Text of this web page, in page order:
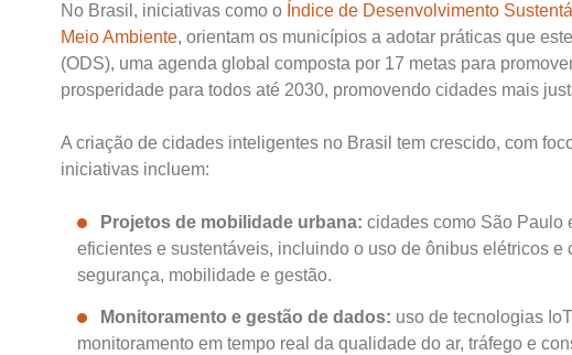
No Brasil, iniciativas como o Índice de Desenvolvimento
Meio Ambiente, orientam os municípios a adotar práticas que
(ODS), uma agenda global composta por 17 metas para
prosperidade para todos até 2030, promovendo cidades mais
A criação de cidades inteligentes no Brasil tem crescido, com
iniciativas incluem:
Projetos de mobilidade urbana: cidades como São Paulo
eficientes e sustentáveis, incluindo o uso de ônibus elétricos
segurança, mobilidade e gestão.
Monitoramento e gestão de dados: uso de tecnologias
monitoramento em tempo real da qualidade do ar, tráfego e